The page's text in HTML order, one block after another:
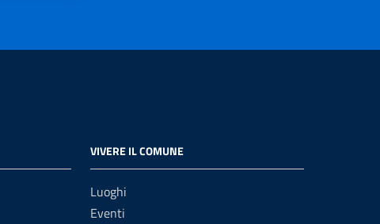
VIVERE IL COMUNE
Luoghi
Eventi